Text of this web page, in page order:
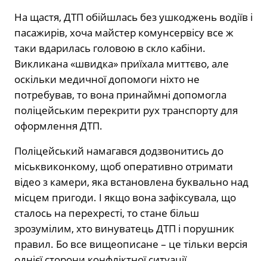
На щастя, ДТП обійшлась без ушкоджень водіїв і
пасажирів, хоча майстер комунсервісу все ж
таки вдарилась головою в скло кабіни.
Викликана «швидка» приїхала миттєво, але
оскільки медичної допомоги ніхто не
потребував, то вона принаймні допомогла
поліцейським перекрити рух транспорту для
оформлення ДТП.
Поліцейський намагався додзвонитись до
міськвиконкому, щоб оперативно отримати
відео з камери, яка встановлена буквально над
місцем пригоди. І якщо вона зафіксувала, що
сталось на перехресті, то стане більш
зрозумілим, хто винуватець ДТП і порушник
правил. Бо все вищеописане – це тільки версія